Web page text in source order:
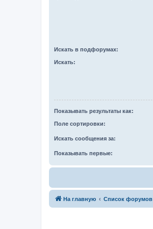
Искать в подфорумах:
Искать:
Показывать результаты как:
Поле сортировки:
Искать сообщения за:
Показывать первые:
На главную Список форумов